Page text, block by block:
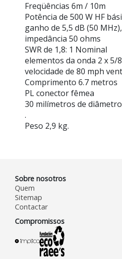
Freqüências 6m / 10m
Potência de 500 W HF
ganho de 5,5 dB (50
impedância 50 ohms
SWR de 1,8: 1 Nominal
elementos da onda 2 x 5/
velocidade de 80 mph
Comprimento 6.7 metros
PL conector fêmea
30 milímetros de
.
Peso 2,9 kg.
Sobre nosotros
Quem
Sitemap
Contactar
Compromissos